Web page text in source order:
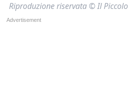
Riproduzione riservata © Il Piccolo